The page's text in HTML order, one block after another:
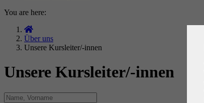
You are here:
Über uns
Unsere Kursleiter/-innen
Unsere Kursleiter/-innen